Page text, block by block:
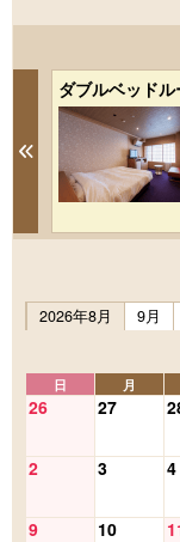
Previous
ダブルベッド
2026年8月
9月
日 月
26 27
2 3 4
9 10